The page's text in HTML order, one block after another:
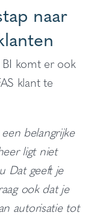
naar
komt er ook
klant te
belangrijke
ligt niet
Dat geeft je
ook dat je
autorisatie tot